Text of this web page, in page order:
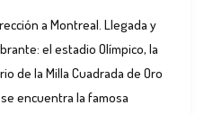
a Montreal. Llegada y
el estadio Olímpico, la
de la Milla Cuadrada de Oro
encuentra la famosa